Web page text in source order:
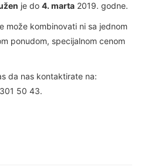
je do 4. marta 2019. godne.
može kombinovati ni sa jednom
ponudom, specijalnom cenom
da nas kontaktirate na:
50 43.